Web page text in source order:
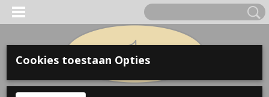
Inloggen Registreren
Cookies toestaan Opties